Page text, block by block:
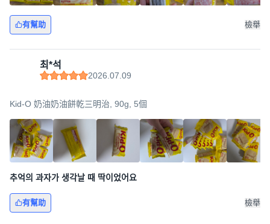
有幫助 檢舉
최*석
2026.07.09
Kid-O 奶油奶油餅乾三明治, 90g, 5個
추억의 과자가 생각날 때 딱이었어요
有幫助 檢舉